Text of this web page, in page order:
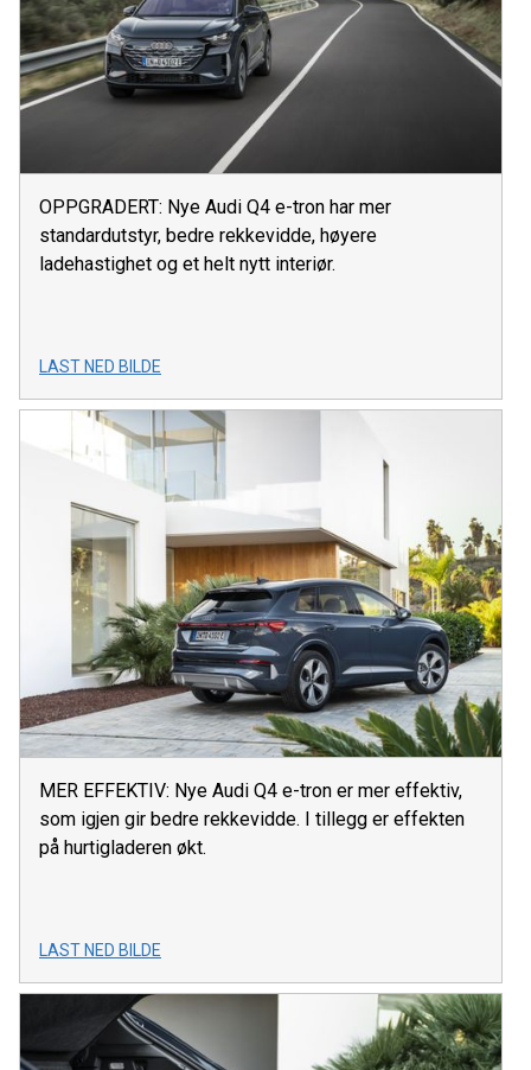
OPPGRADERT: Nye Audi Q4 e-tron har mer
standardutstyr, bedre rekkevidde, høyere
ladehastighet og et helt nytt interiør.
LAST NED BILDE
MER EFFEKTIV: Nye Audi Q4 e-tron er mer effektiv,
som igjen gir bedre rekkevidde. I tillegg er effekten
på hurtigladeren økt.
LAST NED BILDE